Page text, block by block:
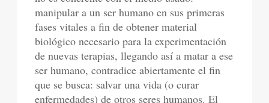
manipular a un ser humano en sus primeras
fases vitales a fin de obtener material
biológico necesario para la experimentación
de nuevas terapias, llegando así a matar a ese
ser humano, contradice abiertamente el fin
que se busca: salvar una vida (o curar
enfermedades) de otros seres humanos. El